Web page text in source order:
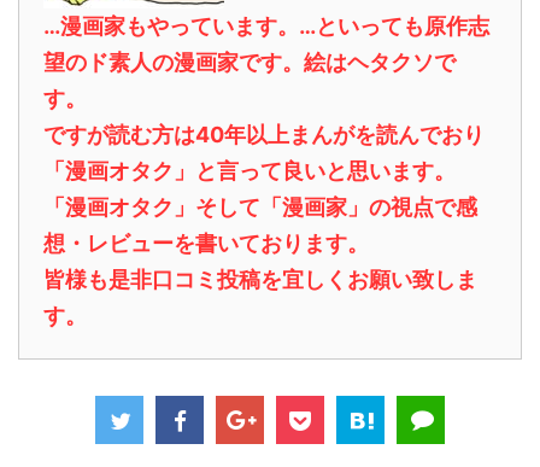
…漫画家もやっています。…といっても原作志
望のド素人の漫画家です。絵はヘタクソで
す。
ですが読む方は40年以上まんがを読んでおり
「漫画オタク」と言って良いと思います。
「漫画オタク」そして「漫画家」の視点で感
想・レビューを書いております。
皆様も是非口コミ投稿を宜しくお願い致しま
す。